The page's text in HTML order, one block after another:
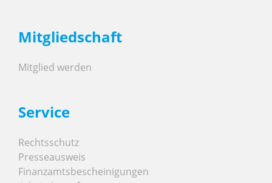
Mitgliedschaft
Mitglied werden
Service
Rechtsschutz
Presseausweis
Finanzamtsbescheinigungen